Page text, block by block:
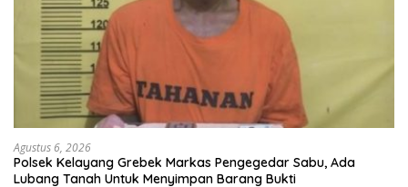
Agustus 6, 2026
Polsek Kelayang Grebek Markas Pengegedar Sabu, Ada
Lubang Tanah Untuk Menyimpan Barang Bukti